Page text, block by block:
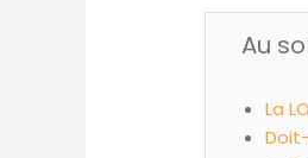
Au
La